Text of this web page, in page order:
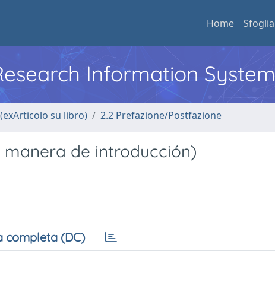
Home Sfoglia
Information System
su libro) 2.2 Prefazione/Postfazione
de introducción)
completa (DC)